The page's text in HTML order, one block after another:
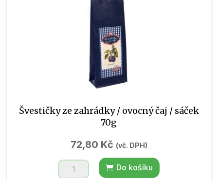
Švestičky ze zahrádky / ovocný čaj / sáček
70g
72,80 Kč (vč. DPH)
Švestičky
ze
Do košíku